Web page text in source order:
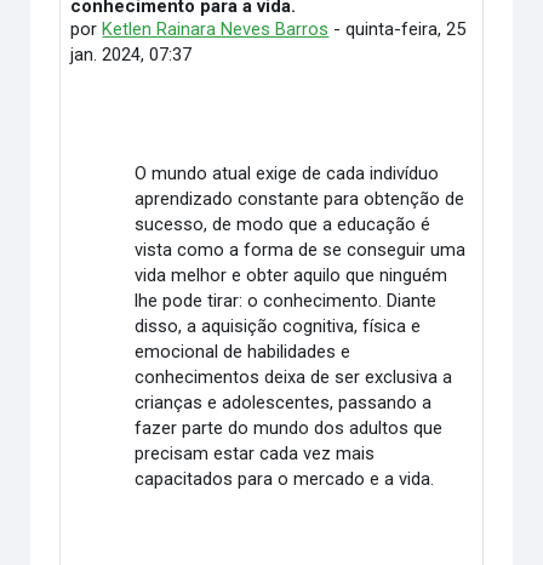
conhecimento para a vida.
por Ketlen Rainara Neves Barros -quinta-feira, 25
jan. 2024, 07:37
Número de respostas: 6
O mundo atual exige de cada indivíduo
aprendizado constante para obtenção de
sucesso, de modo que a educação é
vista como a forma de se conseguir uma
vida melhor e obter aquilo que ninguém
lhe pode tirar: o conhecimento. Diante
disso, a aquisição cognitiva, física e
emocional de habilidades e
conhecimentos deixa de ser exclusiva a
crianças e adolescentes, passando a
fazer parte do mundo dos adultos que
precisam estar cada vez mais
capacitados para o mercado e a vida.